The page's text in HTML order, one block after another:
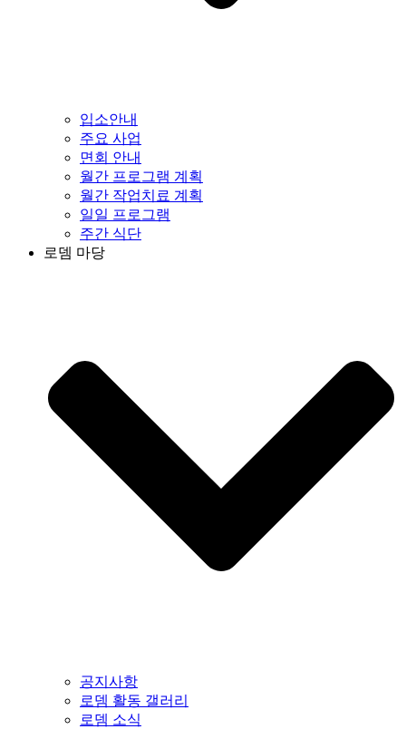
입소안내
주요 사업
면회 안내
월간 프로그램 계획
월간 작업치료 계획
일일 프로그램
주간 식단
로뎀 마당
공지사항
로뎀 활동 갤러리
로뎀 소식